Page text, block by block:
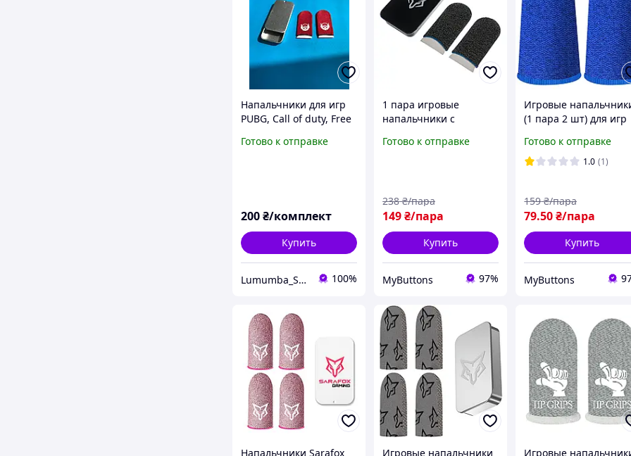
Напальчники для игр
PUBG, Call of duty, Free
пара ) и кейс для
Готово к отправке
200₴/комплект
Купить
Lumumba_SHOP 100%
1 пара игровые
напальчники с
телефона смартфона
Готово к отправке
149₴/пара
238 ₴/пара
Купить
MyButtons 97%
Игровые
(1 пара 2 шт) для игр
смартфоне планшети
pubg пабг пубг
Готово к отправке
1.0 (1)
79.50₴/пара
159 ₴/пара
Купить
MyButtons
Напальчники Sarafox
Игровые напальчники
Игровые